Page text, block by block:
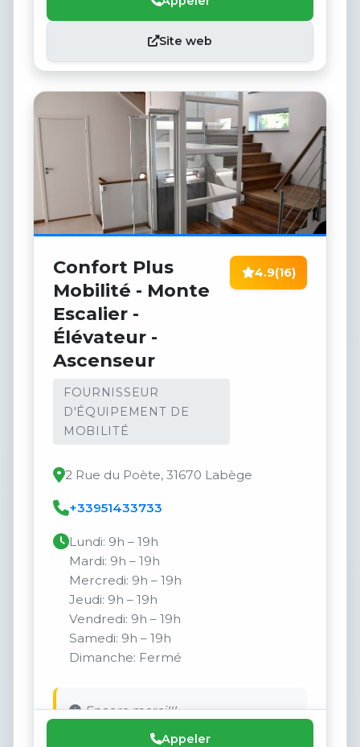
Site web
Confort Plus
Mobilité - Monte
Escalier -
Élévateur -
Ascenseur
FOURNISSEUR
D'ÉQUIPEMENT DE
MOBILITÉ
4.9(16)
2 Rue du Poète, 31670 Labège
+33951433733
Lundi: 9h – 19h
Mardi: 9h – 19h
Mercredi: 9h – 19h
Jeudi: 9h – 19h
Vendredi: 9h – 19h
Samedi: 9h – 19h
Dimanche: Fermé
Encore merci!!!
Appeler